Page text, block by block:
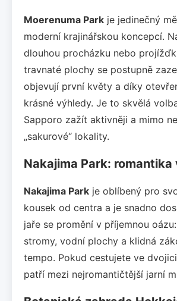
Moerenuma Park je jedinečný
moderní krajinářskou koncepcí.
dlouhou procházku nebo
travnaté plochy se postupně
objevují první květy a díky
krásné výhledy. Je to skvělá
Sapporo zažít aktivněji a mimo
„sakurové“ lokality.
Nakajima Park:
Nakajima Park je oblíbený pro
kousek od centra a je snadno
jaře se promění v příjemnou
stromy, vodní plochy a klidná
tempo. Pokud cestujete ve
patří mezi nejromantičtější jarní